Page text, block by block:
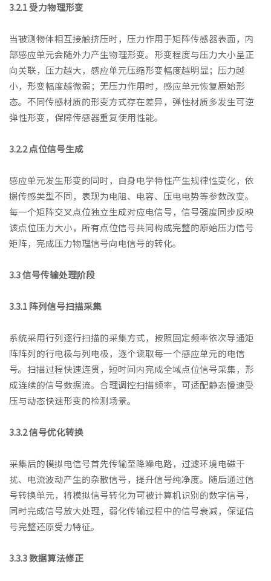
3.2.1 受力物理形变
当被测物体相互接触挤压时，压力作用于矩阵传感器表面，内
部感应单元会随外力产生物理形变。形变程度与压力大小呈正
向关联，压力越大，感应单元压缩形变幅度越明显；压力越
小，形变幅度越微弱；无压力作用时，感应单元恢复原始形
态。不同传感材质的形变方式存在差异，弹性材质多发生可逆
弹性形变，保障传感器重复使用性能。
3.2.2 点位信号生成
感应单元发生形变的同时，自身电学特性产生规律性变化，依
据传感类型不同，表现为电阻、电容、压电电势等参数改变。
每一个矩阵交叉点位独立生成对应电信号，信号强度同步反映
该点位压力大小，所有点位信号共同构成完整的原始压力信号
矩阵，完成压力物理信号向电信号的转化。
3.3 信号传输处理阶段
3.3.1 阵列信号扫描采集
系统采用行列逐行扫描的采集方式，按照固定频率依次导通矩
阵阵列的行电极与列电极，逐个读取每一个感应单元的电信
号。扫描过程快速连贯，短时间内完成全域点位信号采集，形
成连续的信号数据流。合理调控扫描频率，可适配静态慢速受
压与动态快速形变的检测场景。
3.3.2 信号优化转换
采集后的模拟电信号首先传输至降噪电路，过滤环境电磁干
扰、电流波动产生的杂散信号，提升信号纯净度。随后通过信
号转换单元，将模拟信号转化为可被计算机识别的数字信号，
同时完成信号放大处理，弱化传输过程中的信号衰减，保证信
号完整还原受力特征。
3.3.3 数据算法修正